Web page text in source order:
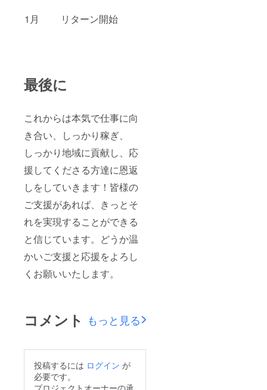
1月 リターン開始
最後に
これからは本気で仕事に向
き合い、しっかり稼ぎ、
しっかり地域に貢献し、応
援してくださる方達に恩返
しをしていきます！皆様の
ご支援があれば、きっとそ
れを実現することができる
と信じています。どうか温
かいご支援と応援をよろし
くお願いいたします。
コメント もっと見る
投稿するには ログイン が
必要です。